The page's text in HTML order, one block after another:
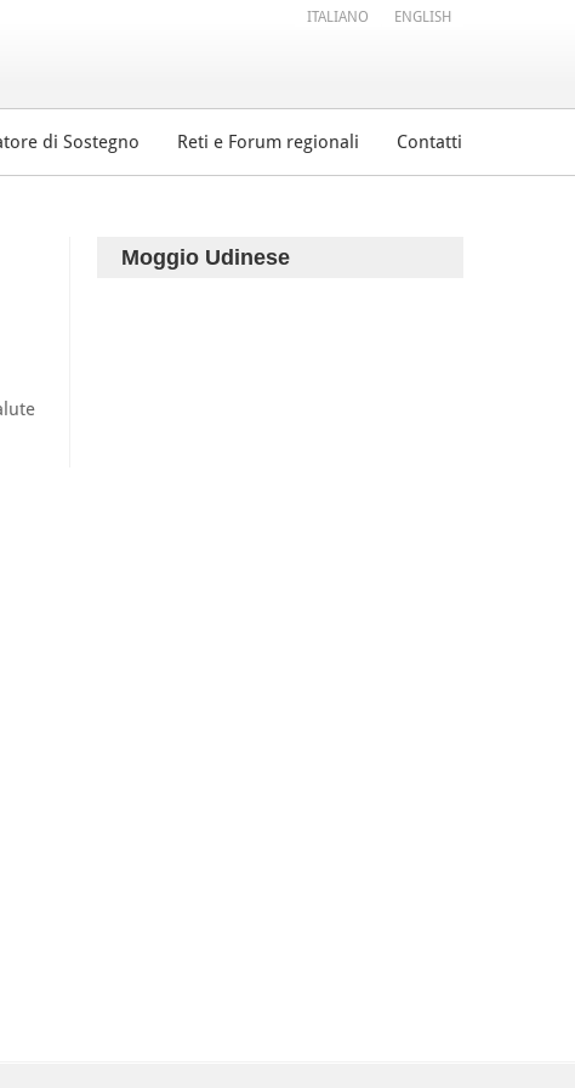
di Sostegno Reti e Forum regionali Contatti
ITALIANO ENGLISH
Moggio Udinese